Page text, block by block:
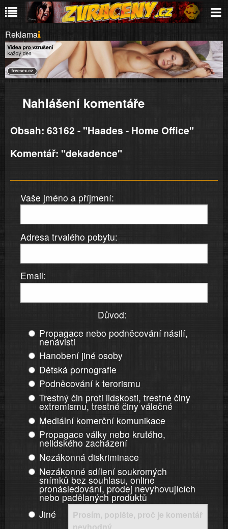
Reklama
Nahlášení komentáře
Obsah: 63162 - "Haades - Home Office"
Komentář: "dekadence"
Vaše jméno a příjmení:
Adresa trvalého pobytu:
Email:
Důvod:
Propagace nebo podněcování násilí,
nenávisti
Hanobení jiné osoby
Dětská pornografie
Podněcování k terorismu
Trestný čin proti lidskosti, trestné činy
extremismu, trestné činy válečné
Mediální komerční komunikace
Propagace války nebo krutého,
nelidského zacházení
Nezákonná diskriminace
Nezákonné sdílení soukromých
snímků bez souhlasu, online
pronásledování, prodej nevyhovujících
nebo padělaných produktů
Jiné